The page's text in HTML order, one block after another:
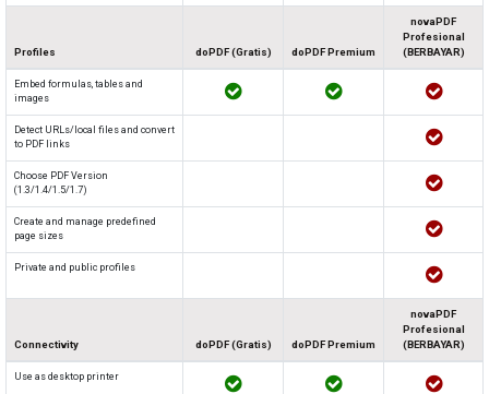
Profiles doPDF (Gratis) doPDF Premium
novaPDF
Profesional
(BERBAYAR)
Embed formulas, tables and
images
Detect URLs/local files and convert
to PDF links
Choose PDF Version
(1.3/1.4/1.5/1.7)
Create and manage predefined
page sizes
Private and public profiles
Connectivity doPDF (Gratis) doPDF Premium
novaPDF
Profesional
(BERBAYAR)
Use as desktop printer